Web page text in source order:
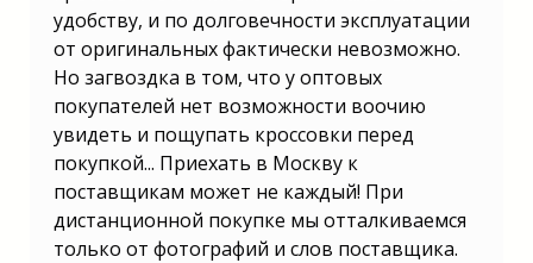
удобству, и по долговечности эксплуатации
от оригинальных фактически невозможно.
Но загвоздка в том, что у оптовых
покупателей нет возможности воочию
увидеть и пощупать кроссовки перед
покупкой... Приехать в Москву к
поставщикам может не каждый! При
дистанционной покупке мы отталкиваемся
только от фотографий и слов поставщика.